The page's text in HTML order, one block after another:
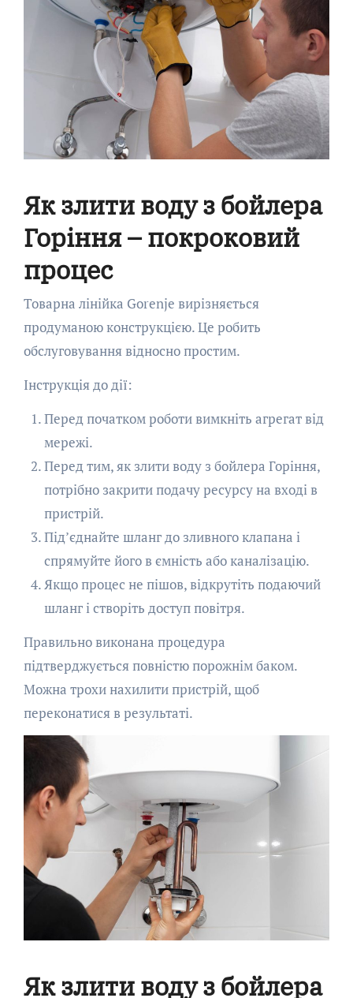
Як злити воду з бойлера
Горіння – покроковий
процес
Товарна лінійка Gorenje вирізняється
продуманою конструкцією. Це робить
обслуговування відносно простим.
Інструкція до дії:
Перед початком роботи вимкніть агрегат від
мережі.
Перед тим, як злити воду з бойлера Горіння,
потрібно закрити подачу ресурсу на вході в
пристрій.
Під’єднайте шланг до зливного клапана і
спрямуйте його в ємність або каналізацію.
Якщо процес не пішов, відкрутіть подаючий
шланг і створіть доступ повітря.
Правильно виконана процедура
підтверджується повністю порожнім баком.
Можна трохи нахилити пристрій, щоб
переконатися в результаті.
Як злити воду з бойлера